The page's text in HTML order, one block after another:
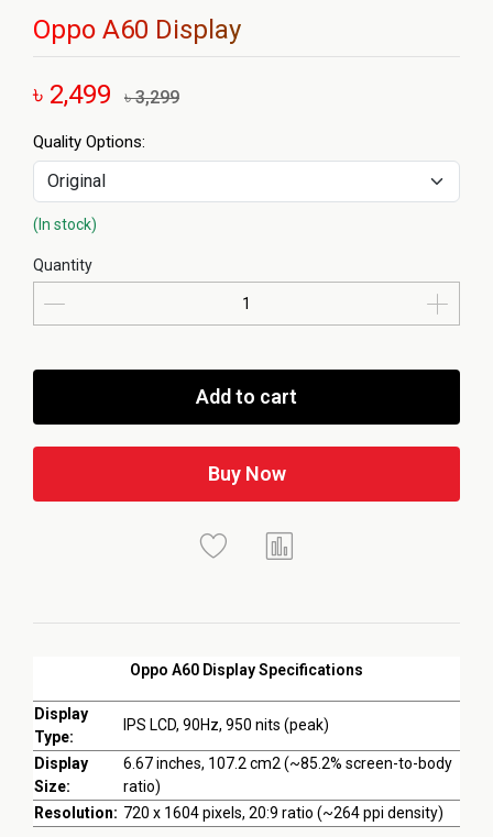
Oppo A60 Display
৳ 2,499 ৳ 3,299
Oppo A60 Display Specifications
Display
Type:
IPS LCD, 90Hz, 950 nits (peak)
Display
Size:
6.67 inches, 107.2 cm2 (~85.2% screen-to-body
ratio)
Resolution: 720 x 1604 pixels, 20:9 ratio (~264 ppi density)
Quality Options:
(In stock)
Quantity
Add to cart
Buy Now